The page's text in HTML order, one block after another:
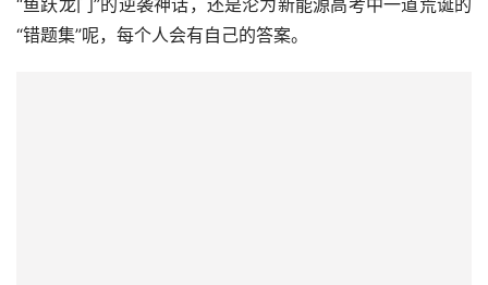
“错题集”呢，每个人会有自己的答案。